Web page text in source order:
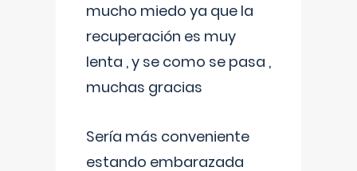
mucho miedo ya que la
recuperación es muy
lenta , y se como se pasa ,
muchas gracias
Sería más conveniente
estando embarazada